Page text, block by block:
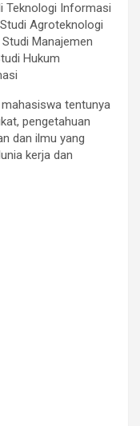
Teknologi Informasi
Agroteknologi
Manajemen
Hukum
tentunya
pengetahuan
dan ilmu yang
kerja dan